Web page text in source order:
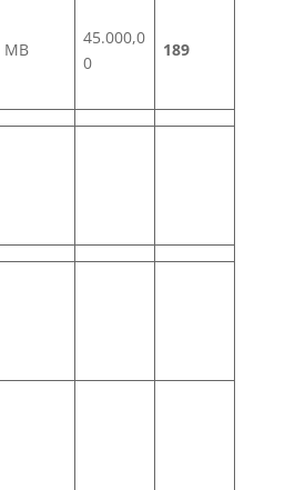
MB
45.000,0
0
189